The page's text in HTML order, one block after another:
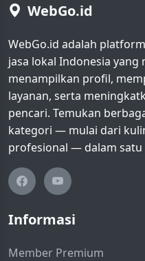
WebGo.id
WebGo.id adalah
jasa lokal Indonesia
menampilkan profil,
layanan, serta
pencari. Temukan
kategori — mulai dari
profesional — dalam
Informasi
Member Premium